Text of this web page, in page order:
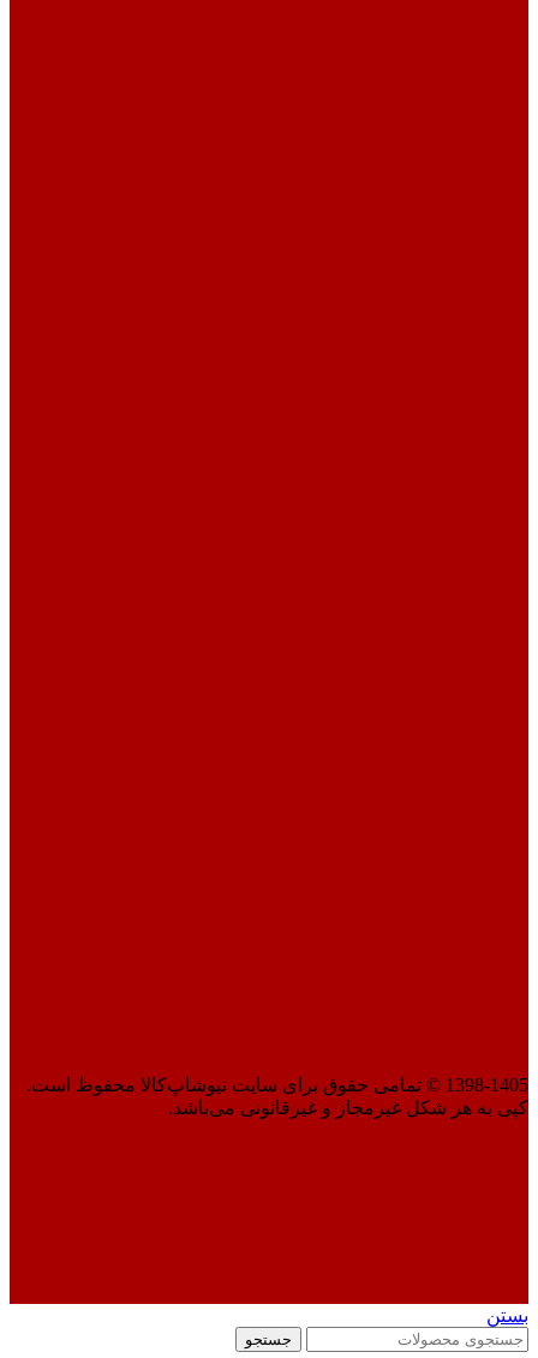
1398-1405 © تمامی حقوق برای سایت نیوشاپ‌کالا محفوظ است.
کپی به هر شکل غیرمجاز و غیرقانونی می‌باشد.
بستن
جستجو